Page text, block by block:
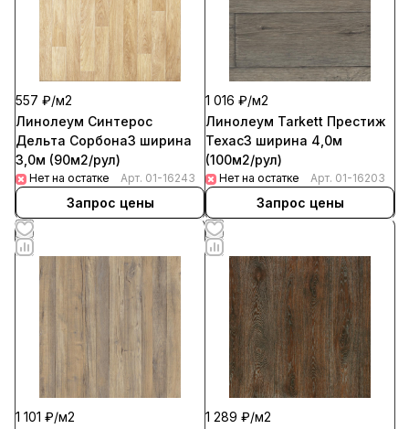
557 ₽/м2
Линолеум Синтерос
Дельта Сорбона3 ширина
3,0м (90м2/рул)
Нет на остатке Арт. 01-16243
Запрос цены
1 016 ₽/м2
Линолеум Tarkett Престиж
Техас3 ширина 4,0м
(100м2/рул)
Нет на остатке Арт. 01-16203
Запрос цены
1 101 ₽/м2
1 289 ₽/м2